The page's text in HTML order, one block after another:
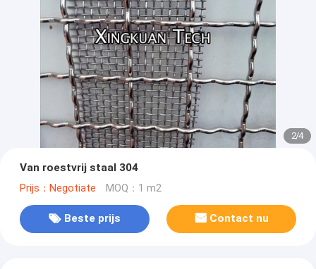
2/4
Van roestvrij staal 304
Prijs：Negotiate MOQ：1 m2
Beste prijs Contact nu